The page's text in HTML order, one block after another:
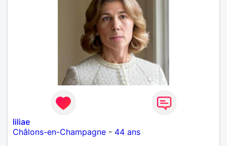
liliae
Châlons-en-Champagne - 44 ans